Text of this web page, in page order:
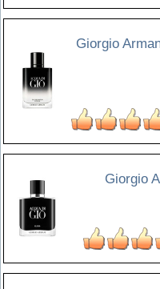
Giorgio
Giorgio